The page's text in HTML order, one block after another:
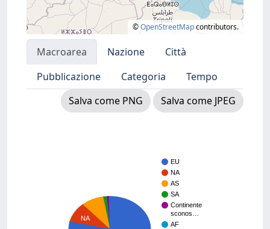
©OpenStreetMapcontributors.
Macroarea Nazione
Città
Pubblicazione
Categoria
Tempo
Salva come PNG
Salva come JPEG
EU
NA
AS
SA
Continente
sconos…
AF
NA